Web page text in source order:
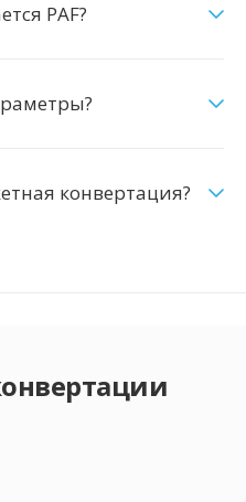
PAF?
конвертация?